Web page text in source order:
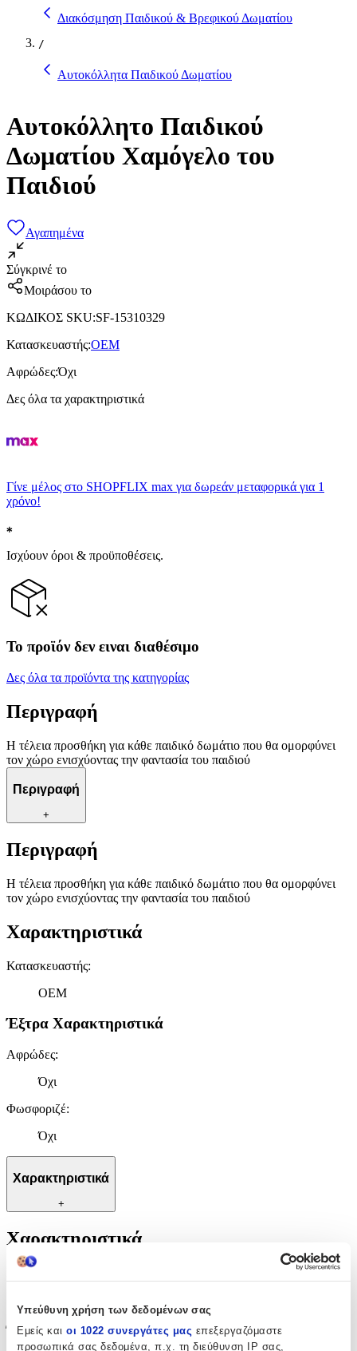
Υπεύθυνη χρήση των δεδομένων σας
Εμείς και οι 1022 συνεργάτες μας επεξεργαζόμαστε
προσωπικά σας δεδομένα, π.χ. τη διεύθυνση IP σας,
Διακόσμηση Παιδικού & Βρεφικού Δωματίου
/
Αυτοκόλλητα Παιδικού Δωματίου
Αυτοκόλλητο Παιδικού
Δωματίου Χαμόγελο του
Παιδιού
Αγαπημένα
Σύγκρινέ το
Μοιράσου το
ΚΩΔΙΚΟΣ SKU:SF-15310329
Κατασκευαστής:OEM
Αφρώδες:Όχι
Δες όλα τα χαρακτηριστικά
Γίνε μέλος στο SHOPFLIX max για δωρεάν μεταφορικά για 1
χρόνο!
Ισχύουν όροι & προϋποθέσεις.
Το προϊόν δεν ειναι διαθέσιμο
Δες όλα τα προϊόντα της κατηγορίας
Περιγραφή
Η τέλεια προσθήκη για κάθε παιδικό δωμάτιο που θα ομορφύνει
τον χώρο ενισχύοντας την φαντασία του παιδιού
Περιγραφή
+
Περιγραφή
Η τέλεια προσθήκη για κάθε παιδικό δωμάτιο που θα ομορφύνει
τον χώρο ενισχύοντας την φαντασία του παιδιού
Χαρακτηριστικά
Κατασκευαστής:
OEM
Έξτρα Χαρακτηριστικά
Αφρώδες:
Όχι
Φωσφοριζέ:
Όχι
Χαρακτηριστικά
+
Χαρακτηριστικά
Κατασκευαστής
Έξτρα Χαρακτηριστικά